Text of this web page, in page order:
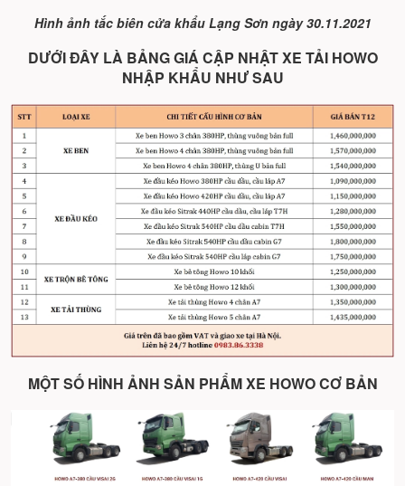
Hình ảnh tắc biên cửa khẩu Lạng Sơn ngày 30.11.2021
DƯỚI ĐÂY LÀ BẢNG GIÁ CẬP NHẬT XE TẢI HOWO
NHẬP KHẨU NHƯ SAU
MỘT SỐ HÌNH ẢNH SẢN PHẨM XE HOWO CƠ BẢN